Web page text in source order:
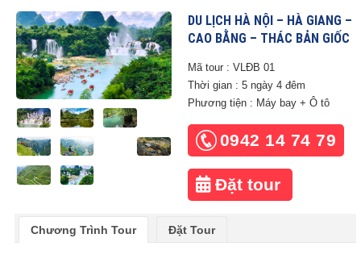
DU LỊCH HÀ NỘI – HÀ GIANG –
CAO BẰNG – THÁC BẢN GIỐC
Mã tour : VLĐB 01
Thời gian : 5 ngày 4 đêm
Phương tiện : Máy bay + Ô tô
0942 14 74 79
Đặt tour
Chương Trình Tour Đặt Tour